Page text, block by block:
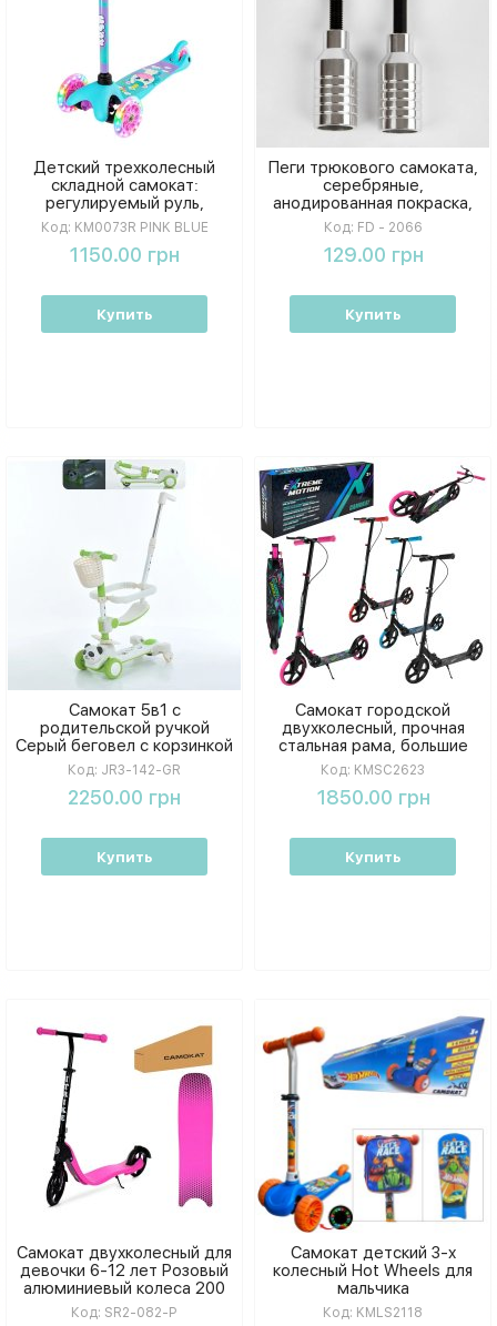
Детский трехколесный
складной самокат:
регулируемый руль,
светящиеся LED колеса,
нагрузка до 50 кг, розово-
синий
Код: KM0073R PINK BLUE
1150.00 грн
Купить
Пеги трюкового самоката,
серебряные,
анодированная покраска,
алюминиевые, 5,5 см 2 шт.
FD - 2066
Код: FD - 2066
129.00 грн
Купить
Самокат 5в1 с
родительской ручкой
Серый беговел с корзинкой
свет музыка
Код: JR3-142-GR
2250.00 грн
Купить
Самокат городской
двухколесный, прочная
стальная рама, большие
колеса 200 мм, надежный
ножной тормоз, в
ассортименте 4 цвета, в
Код: KMSC2623
1850.00 грн
Купить
Самокат двухколесный для
девочки 6-12 лет Розовый
алюминиевый колеса 200
мм
Код: SR2-082-P
Самокат детский 3-х
колесный Hot Wheels для
мальчика
Код: KMLS2118